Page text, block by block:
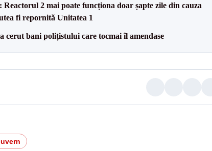
2 mai poate funcționa doar șapte zile din cauza
fi repornită Unitatea 1
cerut bani polițistului care tocmai îl amendase